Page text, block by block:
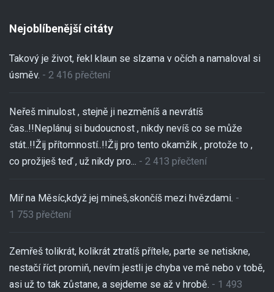
Nejoblíbenější citáty
Takový je život, řekl klaun se slzama v očích a namaloval si
úsměv. - 2 416 přečtení
Neřeš minulost , stejně ji nezměníš a nevrátíš
čas..!!Neplánuj si budoucnost , nikdy nevíš co se může
stát..!!Žij přítomností..!!Žij pro tento okamžik , protože to ,
co prožiješ teď , už nikdy pro... - 2 413 přečtení
Miř na Měsíc,když jej mineš,skončíš mezi hvězdami. -
1 753 přečtení
Zemřeš tolikrát, kolikrát ztratíš přítele, parte se netiskne,
nestačí říct promiň, nevím jestli je chyba ve mě nebo v tobě,
asi už to tak zůstane, a sejdeme se až v hrobě. - 1 493